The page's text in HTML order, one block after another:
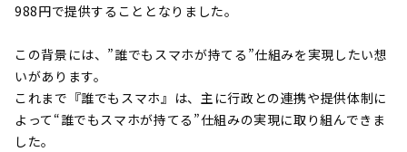
988円で提供することとなりました。
この背景には、”誰でもスマホが持てる”仕組みを実現したい想
いがあります。
これまで『誰でもスマホ』は、主に行政との連携や提供体制に
よって“誰でもスマホが持てる”仕組みの実現に取り組んできま
した。